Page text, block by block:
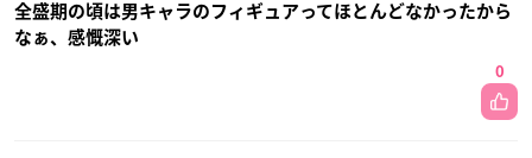
全盛期の頃は男キャラのフィギュアってほとんどなかったから
なぁ、感慨深い
0